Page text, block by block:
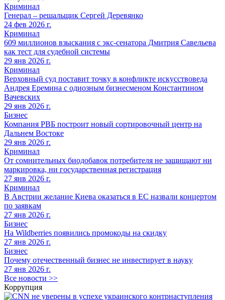
Криминал
Генерал – решальщик Сергей Деревянко
24 фев 2026 г.
Криминал
609 миллионов взыскания с экс-сенатора Дмитрия Савельева
как тест для судебной системы
29 янв 2026 г.
Криминал
Верховный суд поставит точку в конфликте искусствоведа
Андрея Еремина с одиозным бизнесменом Константином
Вачевских
29 янв 2026 г.
Бизнес
Компания РВБ построит новый сортировочный центр на
Дальнем Востоке
29 янв 2026 г.
Криминал
От сомнительных биодобавок потребителя не защищают ни
маркировка, ни государственная регистрация
27 янв 2026 г.
Криминал
В Австрии желание Киева оказаться в ЕС назвали концертом
по заявкам
27 янв 2026 г.
Бизнес
На Wildberries появились промокоды на скидку
27 янв 2026 г.
Бизнес
Почему отечественный бизнес не инвестирует в науку
27 янв 2026 г.
Все новости >>
Коррупция